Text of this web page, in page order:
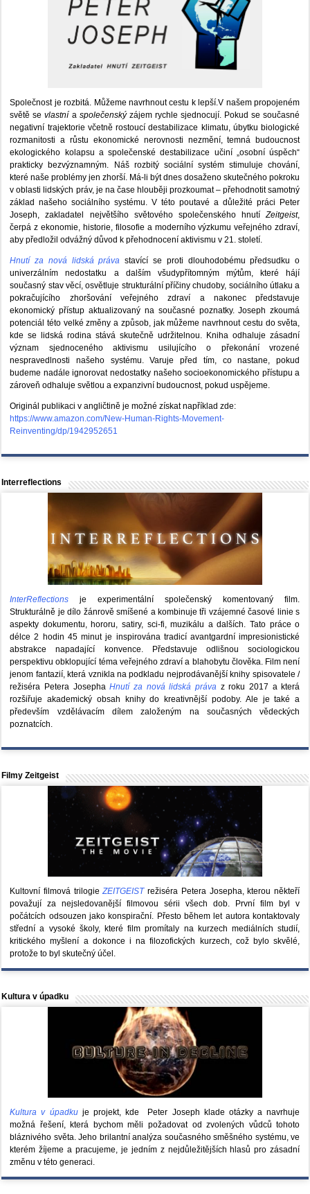
Společnost je rozbitá. Můžeme navrhnout cestu k lepší.V našem propojeném
světě sevlastní a společenskýzájem rychle sjednocují. Pokud se současné
negativní trajektorie včetně rostoucí destabilizace klimatu, úbytku biologické
rozmanitosti a růstu ekonomické nerovnosti nezmění, temná budoucnost
ekologického kolapsu a společenské destabilizace učiní „osobní úspěch“
prakticky bezvýznamným. Náš rozbitý sociální systém stimuluje chování,
které naše problémy jen zhorší. Má-li být dnes dosaženo skutečného pokroku
v oblasti lidských práv, je na čase hlouběji prozkoumat – přehodnotit samotný
základ našeho sociálního systému. V této poutavé a důležité práci Peter
Joseph, zakladatel největšího světového společenského hnutíZeitgeist,
čerpá z ekonomie, historie, filosofie a moderního výzkumu veřejného zdraví,
aby předložil odvážný důvod k přehodnocení aktivismu v 21. století.
Hnutí za nová lidská práva stavící se proti dlouhodobému předsudku o
univerzálním nedostatku a dalším všudypřítomným mýtům, které hájí
současný stav věcí, osvětluje strukturální příčiny chudoby, sociálního útlaku a
pokračujícího zhoršování veřejného zdraví a nakonec představuje
ekonomický přístup aktualizovaný na současné poznatky. Joseph zkoumá
potenciál této velké změny a způsob, jak můžeme navrhnout cestu do světa,
kde se lidská rodina stává skutečně udržitelnou. Kniha odhaluje zásadní
význam sjednoceného aktivismu usilujícího o překonání vrozené
nespravedlnosti našeho systému. Varuje před tím, co nastane, pokud
budeme nadále ignorovat nedostatky našeho socioekonomického přístupu a
zároveň odhaluje světlou a expanzivní budoucnost, pokud uspějeme.
Originál publikaci v angličtině je možné získat například zde:
https://www.amazon.com/New-Human-Rights-Movement-
Reinventing/dp/1942952651
Interreflections
InterReflections je experimentální společenský komentovaný film.
Strukturálně je dílo žánrově smíšené a kombinuje tři vzájemné časové linie s
aspekty dokumentu, hororu, satiry, sci-fi, muzikálu a dalších. Tato práce o
délce 2 hodin 45 minut je inspirována tradicí avantgardní impresionistické
abstrakce napadající konvence. Představuje odlišnou sociologickou
perspektivu obklopující téma veřejného zdraví a blahobytu člověka. Film není
jenom fantazií, která vznikla na podkladu nejprodávanější knihy spisovatele /
režiséra Petera JosephaHnutí za nová lidská právaz roku 2017 a která
rozšiřuje akademický obsah knihy do kreativnější podoby. Ale je také a
především vzdělávacím dílem založeným na současných vědeckých
poznatcích.
Filmy Zeitgeist
Kultovní filmová trilogieZEITGEISTrežiséra Petera Josepha, kterou někteří
považují za nejsledovanější filmovou sérii všech dob. První film byl v
počátcích odsouzen jako konspirační. Přesto během let autora kontaktovaly
střední a vysoké školy, které film promítaly na kurzech mediálních studií,
kritického myšlení a dokonce i na filozofických kurzech, což bylo skvělé,
protože to byl skutečný účel.
Kultura v úpadku
Kultura v úpadkuje projekt, kde Peter Joseph klade otázky a navrhuje
možná řešení, která bychom měli požadovat od zvolených vůdců tohoto
bláznivého světa. Jeho brilantní analýza současného směšného systému, ve
kterém žíjeme a pracujeme, je jedním z nejdůležitějších hlasů pro zásadní
změnu v této generaci.